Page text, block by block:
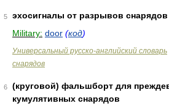
5
эхосигналы от разрывов снарядов
Military: door (код)
Универсальный русско-английский словарь
снарядов
6
(круговой) фальшборт для
кумулятивных снарядов